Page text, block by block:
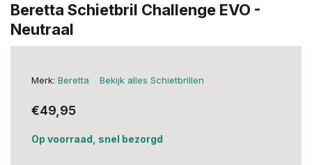
Beretta Schietbril Challenge EVO -
Neutraal
Merk: Beretta Bekijk alles Schietbrillen
€49,95
Op voorraad, snel bezorgd